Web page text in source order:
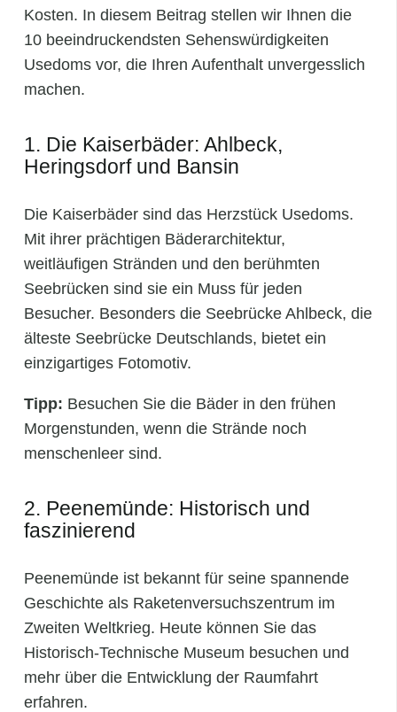
Kosten. In diesem Beitrag stellen wir Ihnen die
10 beeindruckendsten Sehenswürdigkeiten
Usedoms vor, die Ihren Aufenthalt unvergesslich
machen.
1. Die Kaiserbäder: Ahlbeck,
Heringsdorf und Bansin
Die Kaiserbäder sind das Herzstück Usedoms.
Mit ihrer prächtigen Bäderarchitektur,
weitläufigen Stränden und den berühmten
Seebrücken sind sie ein Muss für jeden
Besucher. Besonders die Seebrücke Ahlbeck, die
älteste Seebrücke Deutschlands, bietet ein
einzigartiges Fotomotiv.
Tipp: Besuchen Sie die Bäder in den frühen
Morgenstunden, wenn die Strände noch
menschenleer sind.
2. Peenemünde: Historisch und
faszinierend
Peenemünde ist bekannt für seine spannende
Geschichte als Raketenversuchszentrum im
Zweiten Weltkrieg. Heute können Sie das
Historisch-Technische Museum besuchen und
mehr über die Entwicklung der Raumfahrt
erfahren.